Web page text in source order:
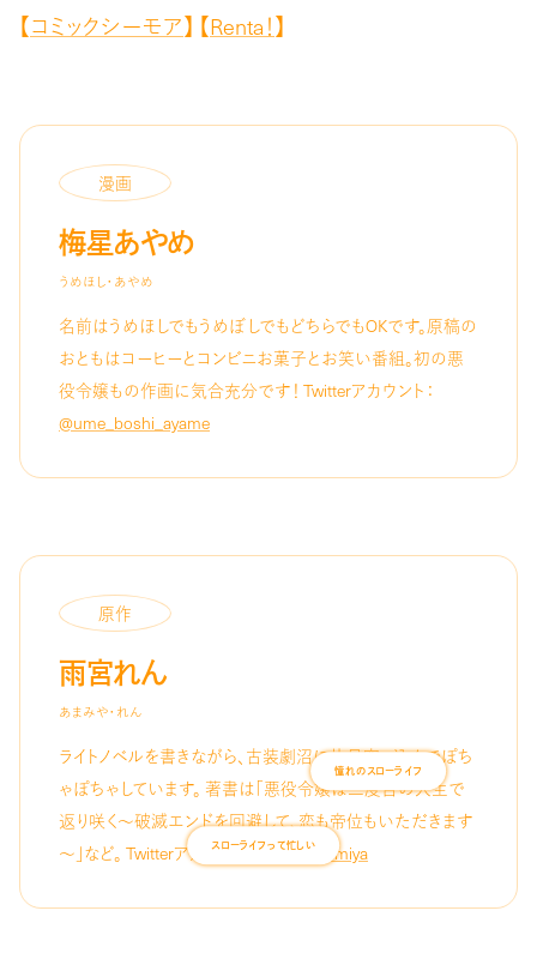
【コミックシーモア】 【Renta！】
漫画
梅星あやめ
うめほし・あやめ
名前はうめほしでもうめぼしでもどちらでもOKです。原稿の
おともはコーヒーとコンビニお菓子とお笑い番組。初の悪
役令嬢もの作画に気合充分です！ Twitterアカウント：
@ume_boshi_ayame
原作
雨宮れん
あまみや・れん
ライトノベルを書きながら、古装劇沼に片足突っ込んでぽち
ゃぽちゃしています。 著書は「悪役令嬢は二度目の人生で
返り咲く～破滅エンドを回避して、恋も帝位もいただきます
～」など。 Twitterアカウント： @ren_amamiya
憧れのスローライフ